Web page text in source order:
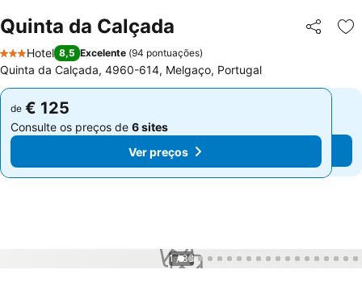
Quinta da Calçada Partilhar
3 Estrelas
Hotel 8,5 Excelente (94 pontuações)
Quinta da Calçada, 4960-614, Melgaço, Portugal
de € 125
Consulte os preços de 6 sites
Ver preços
de € 125
Consulte os preços de 6 sites
Ver preços
1 / 38